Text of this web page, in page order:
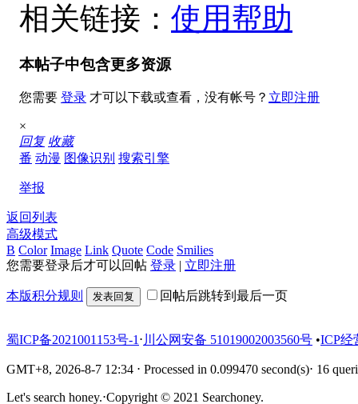
相关链接： 使用帮助
本帖子中包含更多资源
您需要 登录 才可以下载或查看，没有帐号？ 立即注册
×
回复 收藏
番 动漫 图像识别 搜索引擎
举报
返回列表
高级模式
B Color Image Link Quote Code Smilies
您需要登录后才可以回帖 登录 | 立即注册
本版积分规则 发表回复 回帖后跳转到最后一页
蜀ICP备2021001153号-1 ⋅ 川公网安备 51019002003560号 •ICP经
GMT+8, 2026-8-7 12:34 ⋅ Processed in 0.099470 second(s)⋅ 16
Let's search honey.⋅Copyright © 2021 Searchoney.